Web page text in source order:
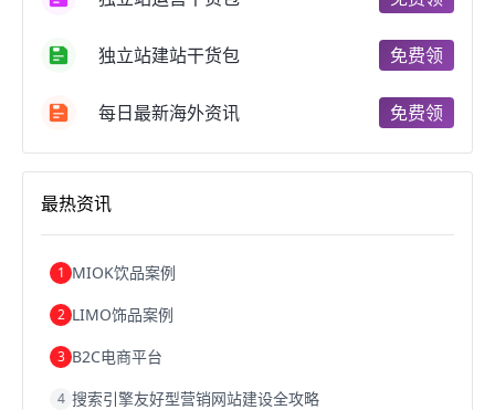
天津跨境电商东南亚跨境电商
跨境电商b2b阿里巴巴跨境电商
跨境电商关税
跨境电商建站
浙江跨境电商宁波跨境电商跨境电商的模式
跨境电商优势跨境电商的优势
独立站建站干货包 免费领
每日最新海外资讯 免费领
最热资讯
1 MIOK饮品案例
2 LIMO饰品案例
3 B2C电商平台
4 搜索引擎友好型营销网站建设全攻略